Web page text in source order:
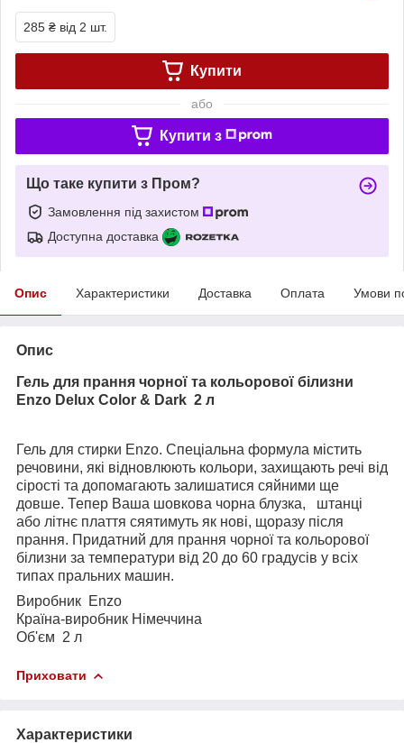
285 ₴ від 2 шт.
Купити
або
Купити з
Що таке купити з Пром?
Замовлення під захистом
Доступна доставка
Опис Характеристики Доставка Оплата Умови
Опис
Гель для прання чорної та кольорової білизни
Enzo Delux Color & Dark 2 л
Гель для стирки Enzo. Спеціальна формула містить
речовини, які відновлюють кольори, захищають речі від
сірості та допомагають залишатися сяйними ще
довше. Тепер Ваша шовкова чорна блузка, штанці
або літнє плаття сяятимуть як нові, щоразу після
прання. Придатний для прання чорної та кольорової
білизни за температури від 20 до 60 градусів у всіх
типах пральних машин.
Виробник Enzo
Країна-виробник Німеччина
Об'єм 2 л
Приховати
Характеристики